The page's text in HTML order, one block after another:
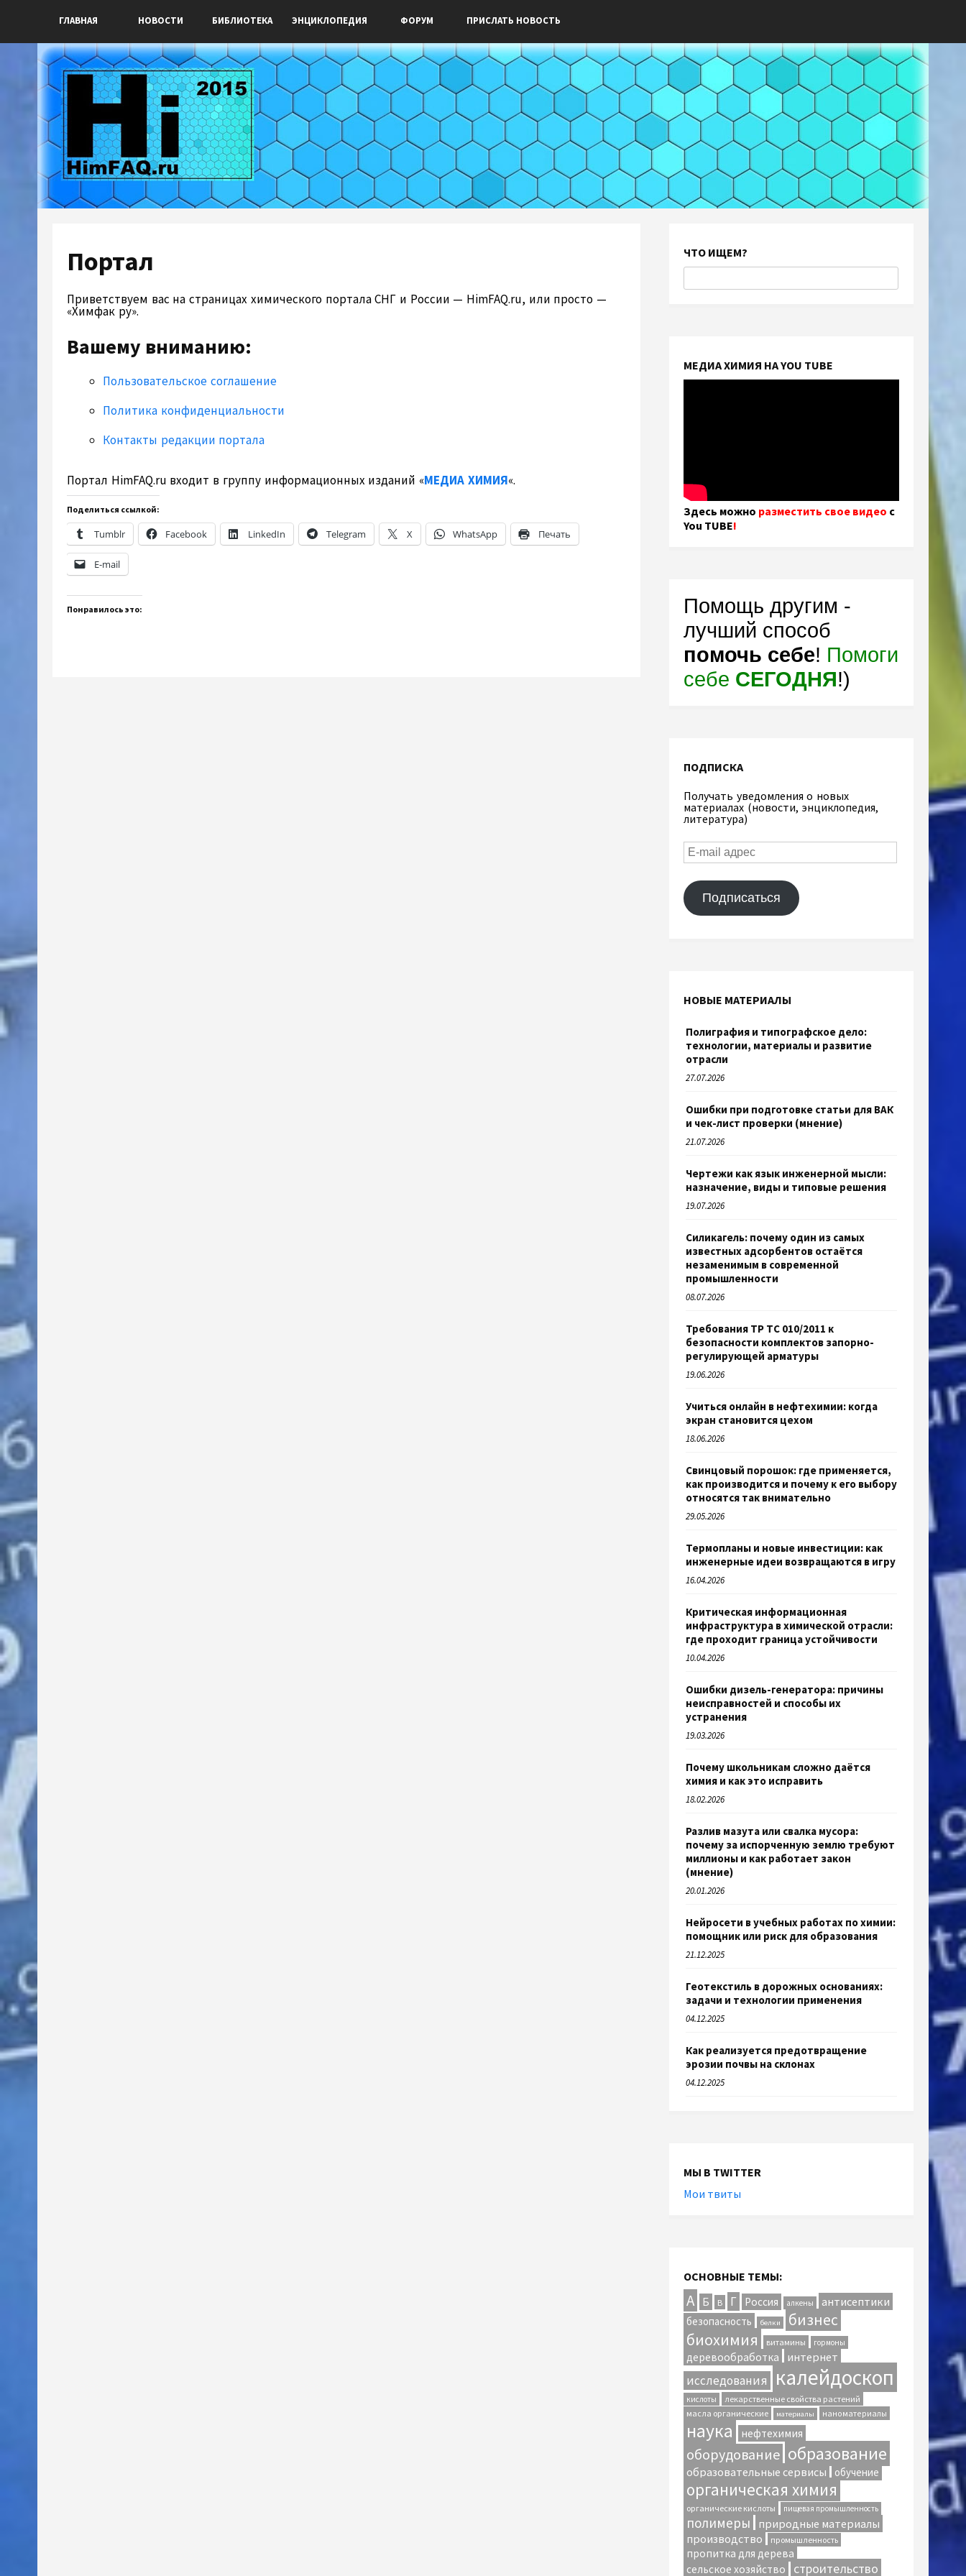
ГЛАВНАЯ НОВОСТИ БИБЛИОТЕКА ЭНЦИКЛОПЕДИЯ ФОРУМ ПРИСЛАТЬ НОВОСТЬ
Портал
Приветствуем вас на страницах химического портала СНГ и России — HimFAQ.ru, или просто —
«Химфак ру».
Вашему вниманию:
Пользовательское соглашение
Политика конфиденциальности
Контакты редакции портала
Портал HimFAQ.ru входит в группу информационных изданий «МЕДИА ХИМИЯ«.
Поделиться ссылкой:
Tumblr Facebook LinkedIn Telegram X WhatsApp Печать
E-mail
Понравилось это:
ЧТО ИЩЕМ?
МЕДИА ХИМИЯ НА YOU TUBE
Здесь можно разместить свое видео с
You TUBE!
Помощь другим -
лучший способ
помочь себе! Помоги
себе СЕГОДНЯ!)
ПОДПИСКА
Получать уведомления о новых
материалах (новости, энциклопедия,
литература)
Подписаться
НОВЫЕ МАТЕРИАЛЫ
Полиграфия и типографское дело:
технологии, материалы и развитие
отрасли
27.07.2026
Ошибки при подготовке статьи для ВАК
и чек-лист проверки (мнение)
21.07.2026
Чертежи как язык инженерной мысли:
назначение, виды и типовые решения
19.07.2026
Силикагель: почему один из самых
известных адсорбентов остаётся
незаменимым в современной
промышленности
08.07.2026
Требования ТР ТС 010/2011 к
безопасности комплектов запорно-
регулирующей арматуры
19.06.2026
Учиться онлайн в нефтехимии: когда
экран становится цехом
18.06.2026
Свинцовый порошок: где применяется,
как производится и почему к его выбору
относятся так внимательно
29.05.2026
Термопланы и новые инвестиции: как
инженерные идеи возвращаются в игру
16.04.2026
Критическая информационная
инфраструктура в химической отрасли:
где проходит граница устойчивости
10.04.2026
Ошибки дизель-генератора: причины
неисправностей и способы их
устранения
19.03.2026
Почему школьникам сложно даётся
химия и как это исправить
18.02.2026
Разлив мазута или свалка мусора:
почему за испорченную землю требуют
миллионы и как работает закон
(мнение)
20.01.2026
Нейросети в учебных работах по химии:
помощник или риск для образования
21.12.2025
Геотекстиль в дорожных основаниях:
задачи и технологии применения
04.12.2025
Как реализуется предотвращение
эрозии почвы на склонах
04.12.2025
МЫ В TWITTER
Мои твиты
ОСНОВНЫЕ ТЕМЫ:
А Б В Г Россия алкены антисептики
безопасность белки бизнес
биохимия витамины гормоны
деревообработка интернет
исследования калейдоскоп
кислоты
лекарственные свойства растений
масла органические
материалы наноматериалы
наука нефтехимия
оборудование образование
образовательные сервисы обучение
органическая химия
органические кислоты пищевая промышленность
полимеры
природные материалы
производство
промышленность
пропитка для дерева
сельское хозяйство
строительство